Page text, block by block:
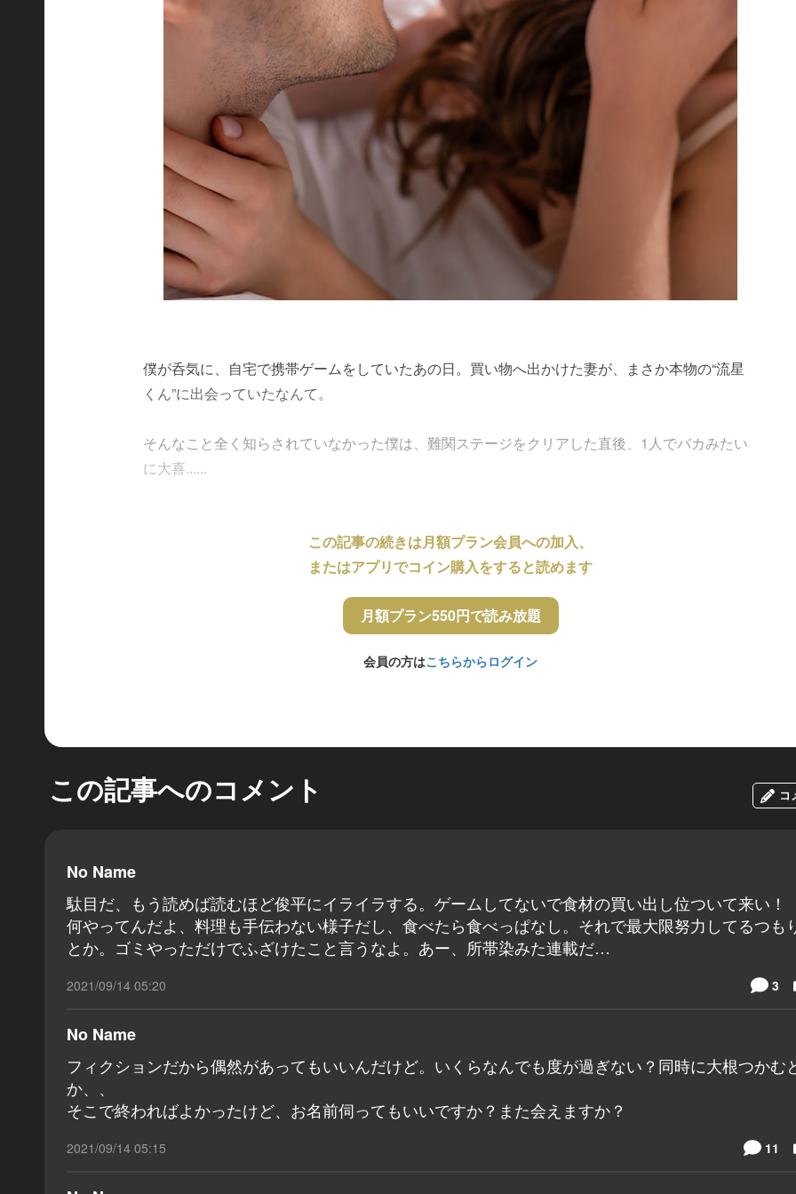
僕が呑気に、自宅で携帯ゲームをしていたあの日。買い物へ出かけた妻が、まさか本物の“流星
くん”に出会っていたなんて。
そんなこと全く知らされていなかった僕は、難関ステージをクリアした直後、1人でバカみたい
に大喜......
この記事の続きは月額プラン会員への加入、
またはアプリでコイン購入をすると読めます
月額プラン550円で読み放題
会員の方はこちらからログイン
この記事へのコメント コ
No Name
駄目だ、もう読めば読むほど俊平にイライラする。ゲームしてないで食材の買い出し位ついて来い！
何やってんだよ、料理も手伝わない様子だし、食べたら食べっぱなし。それで最大限努力してるつも
とか。ゴミやっただけでふざけたこと言うなよ。あー、所帯染みた連載だ…
2021/09/14 05:20 3
No Name
フィクションだから偶然があってもいいんだけど。いくらなんでも度が過ぎない？同時に大根つかむ
か、、
そこで終わればよかったけど、お名前伺ってもいいですか？また会えますか？
2021/09/14 05:15 11